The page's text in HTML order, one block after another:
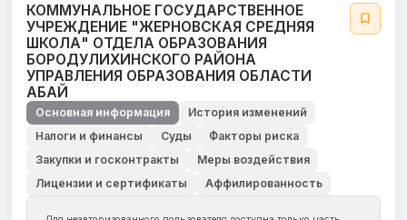
КОММУНАЛЬНОЕ ГОСУДАРСТВЕННОЕ
УЧРЕЖДЕНИЕ "ЖЕРНОВСКАЯ СРЕДНЯЯ
ШКОЛА" ОТДЕЛА ОБРАЗОВАНИЯ
БОРОДУЛИХИНСКОГО РАЙОНА
УПРАВЛЕНИЯ ОБРАЗОВАНИЯ ОБЛАСТИ
АБАЙ
Основная информация
История изменений
Налоги и финансы
Суды
Факторы риска
Закупки и госконтракты
Меры воздействия
Лицензии и сертификаты
Аффилированность